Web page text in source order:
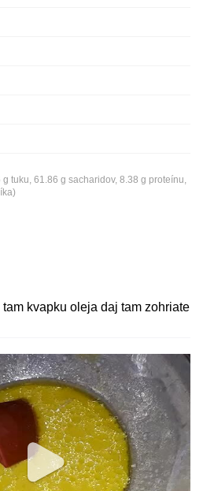
tuku, 61.86 g sacharidov, 8.38 g proteínu,
kvapku oleja daj tam zohriate